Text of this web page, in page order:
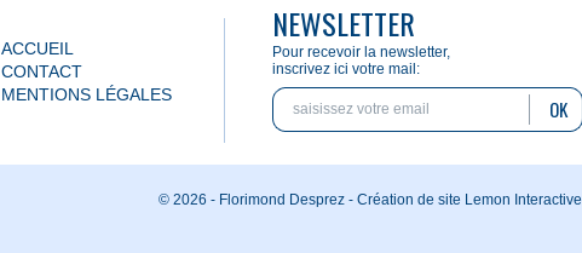
ACCUEIL
CONTACT
MENTIONS LÉGALES
NEWSLETTER
Pour recevoir la newsletter,
inscrivez ici votre mail:
OK
© 2026 - Florimond Desprez - Création de site Lemon Interactive